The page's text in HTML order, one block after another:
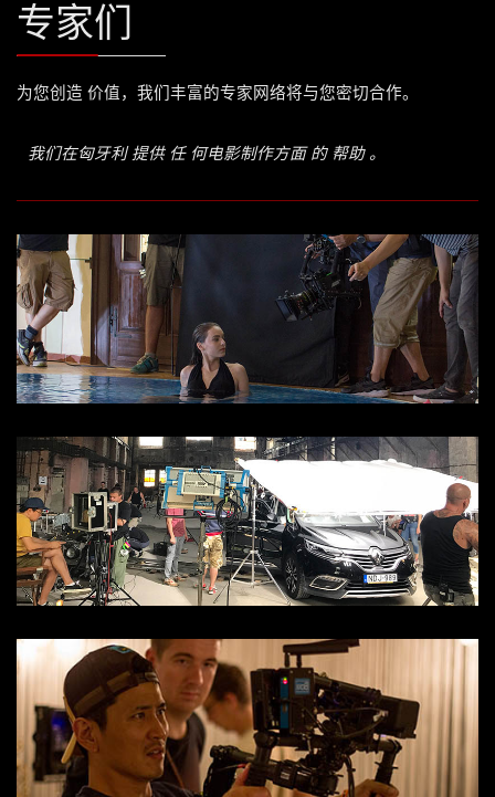
专家们
为您创造 价值，我们丰富的专家网络将与您密切合作。
我们在匈牙利 提供 任 何电影制作方面 的 帮助 。